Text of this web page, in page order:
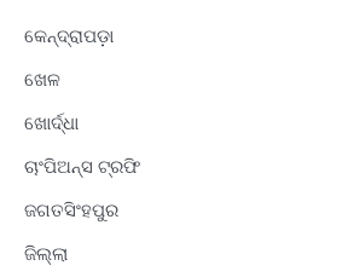
କେନ୍ଦ୍ରାପଡ଼ା
ଖେଳ
ଖୋର୍ଦ୍ଧା
ଚାଂପିଅନ୍ସ ଟ୍ରଫି
ଜଗତସିଂହପୁର
ଜିଲ୍ଲା